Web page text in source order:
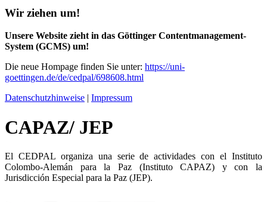
Wir ziehen um!
Unsere Website zieht in das Göttinger Contentmanagement-
System (GCMS) um!
Die neue Hompage finden Sie unter: https://uni-
goettingen.de/de/cedpal/698608.html
Datenschutzhinweise | Impressum
CAPAZ/ JEP
El CEDPAL organiza una serie de actividades con el Instituto
Colombo-Alemán para la Paz (Instituto CAPAZ) y con la
Jurisdicción Especial para la Paz (JEP).